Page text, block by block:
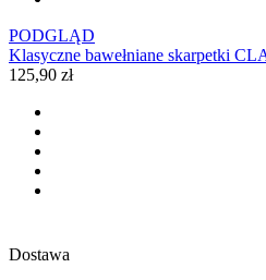
PODGLĄD
Klasyczne bawełniane skarpetki
125,90 zł
Dostawa